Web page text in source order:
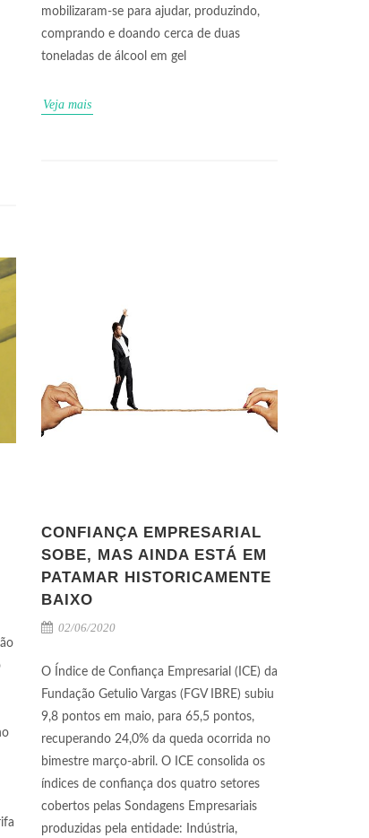
mobilizaram-se para ajudar, produzindo,
comprando e doando cerca de duas
toneladas de álcool em gel
Veja mais
CONFIANÇA EMPRESARIAL
SOBE, MAS AINDA ESTÁ EM
PATAMAR HISTORICAMENTE
BAIXO
02/06/2020
O Índice de Confiança Empresarial (ICE) da
Fundação Getulio Vargas (FGV IBRE) subiu
9,8 pontos em maio, para 65,5 pontos,
recuperando 24,0% da queda ocorrida no
bimestre março-abril. O ICE consolida os
índices de confiança dos quatro setores
cobertos pelas Sondagens Empresariais
produzidas pela entidade: Indústria,